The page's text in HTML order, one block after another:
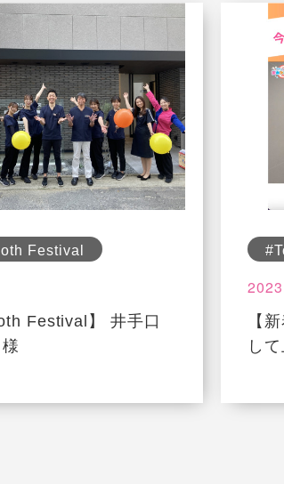
Festival
Festival】 井手口
【
し